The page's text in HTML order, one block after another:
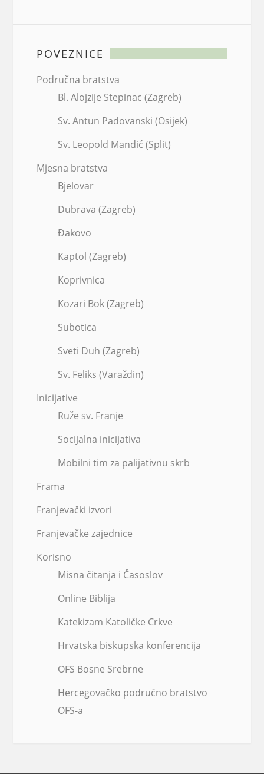
POVEZNICE
Područna bratstva
Bl. Alojzije Stepinac (Zagreb)
Sv. Antun Padovanski (Osijek)
Sv. Leopold Mandić (Split)
Mjesna bratstva
Bjelovar
Dubrava (Zagreb)
Đakovo
Kaptol (Zagreb)
Koprivnica
Kozari Bok (Zagreb)
Subotica
Sveti Duh (Zagreb)
Sv. Feliks (Varaždin)
Inicijative
Ruže sv. Franje
Socijalna inicijativa
Mobilni tim za palijativnu skrb
Frama
Franjevački izvori
Franjevačke zajednice
Korisno
Misna čitanja i Časoslov
Online Biblija
Katekizam Katoličke Crkve
Hrvatska biskupska konferencija
OFS Bosne Srebrne
Hercegovačko područno bratstvo
OFS-a